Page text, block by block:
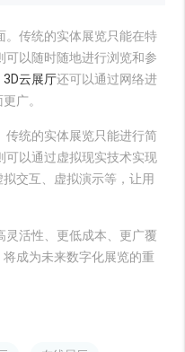
。传统的实体展览只能在特
可以随时随地进行浏览和参
3D云展厅还可以通过网络进
广。
传统的实体展览只能进行简
可以通过虚拟现实技术实现
交互、虚拟演示等，让用
灵活性、更低成本、更广覆
成为未来数字化展览的重